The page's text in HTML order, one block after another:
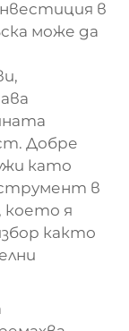
в
може да
Добре
като
в
което я
както